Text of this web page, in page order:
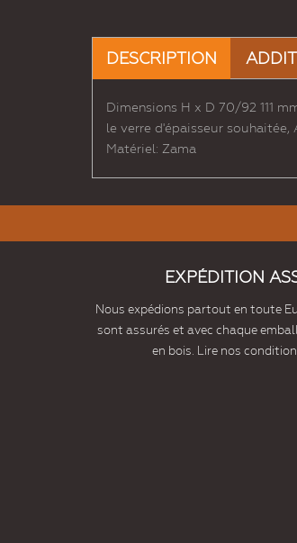
DESCRIPTION
Dimensions H x D 70/92 111
le verre d'épaisseur souhaitée,
Matériel: Zama
EXPÉDITION
Nous expédions partout en toute
sont assurés et avec chaque
en bois. Lire nos